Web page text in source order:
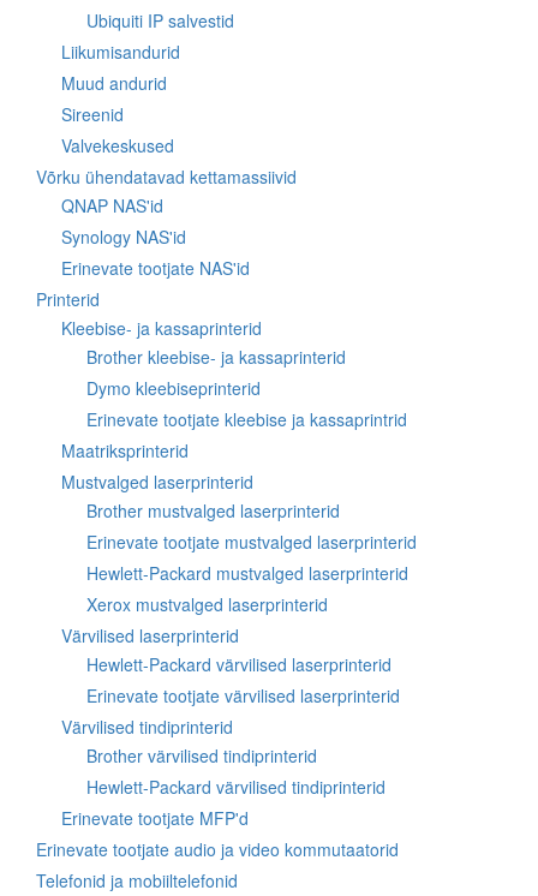
Ubiquiti IP salvestid
Liikumisandurid
Muud andurid
Sireenid
Valvekeskused
Võrku ühendatavad kettamassiivid
QNAP NAS'id
Synology NAS'id
Erinevate tootjate NAS'id
Printerid
Kleebise- ja kassaprinterid
Brother kleebise- ja kassaprinterid
Dymo kleebiseprinterid
Erinevate tootjate kleebise ja kassaprintrid
Maatriksprinterid
Mustvalged laserprinterid
Brother mustvalged laserprinterid
Erinevate tootjate mustvalged laserprinterid
Hewlett-Packard mustvalged laserprinterid
Xerox mustvalged laserprinterid
Värvilised laserprinterid
Hewlett-Packard värvilised laserprinterid
Erinevate tootjate värvilised laserprinterid
Värvilised tindiprinterid
Brother värvilised tindiprinterid
Hewlett-Packard värvilised tindiprinterid
Erinevate tootjate MFP'd
Erinevate tootjate audio ja video kommutaatorid
Telefonid ja mobiiltelefonid